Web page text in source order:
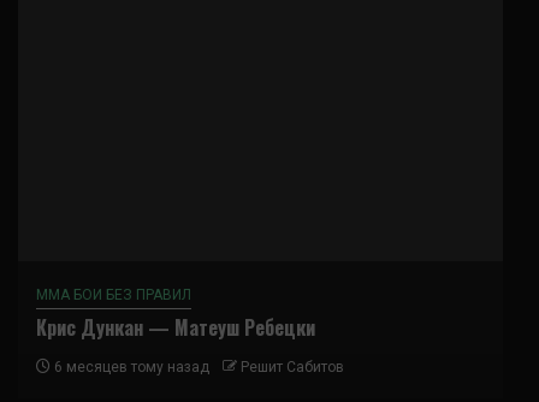
ММА БОИ БЕЗ ПРАВИЛ
Крис Дункан — Матеуш Ребецки
6 месяцев тому назад Решит Сабитов